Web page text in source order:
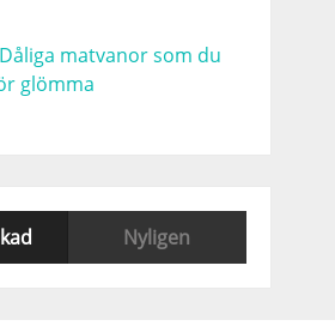
matvanor som du
glömma
Nyligen